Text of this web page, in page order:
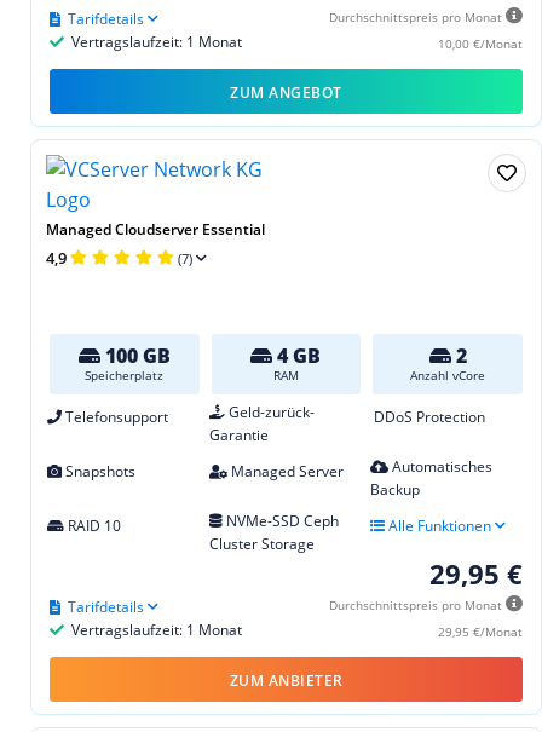
Durchschnittspreis pro Monat
10,00 €/Monat
Vertragslaufzeit: 1 Monat
Tarifdetails
ZUM ANGEBOT
Managed Cloudserver Essential
4,9 (7)
100 GB
Speicherplatz
4 GB
RAM
2
Anzahl vCore
Telefonsupport
Geld-zurück-
Garantie
DDoS Protection
Snapshots Managed Server
Automatisches
Backup
RAID 10
NVMe-SSD Ceph
Cluster Storage
Alle Funktionen
29,95 €
Durchschnittspreis pro Monat
29,95 €/Monat
Vertragslaufzeit: 1 Monat
Tarifdetails
ZUM ANBIETER